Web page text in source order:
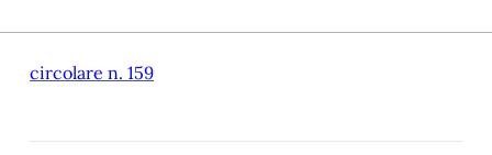
circolare n. 159